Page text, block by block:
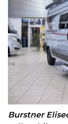
Burstner